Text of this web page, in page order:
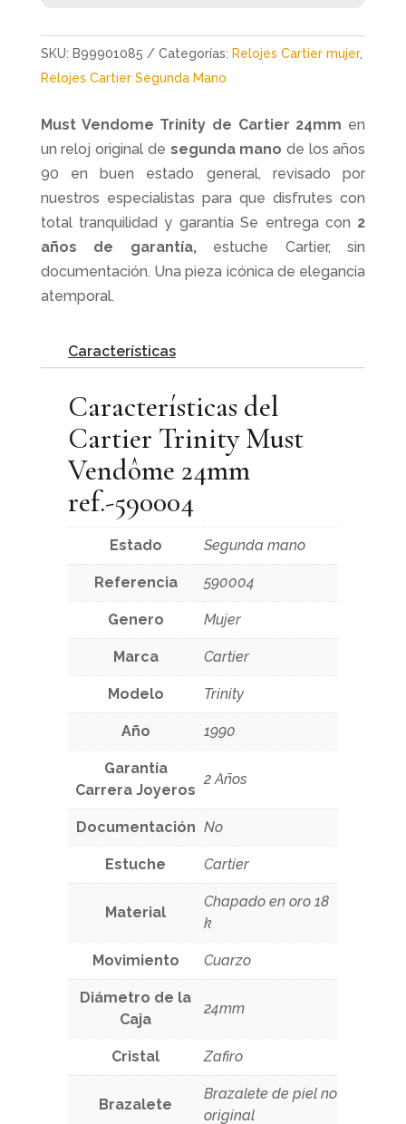
SKU: B99901085 Categorías: Relojes Cartier mujer,
Relojes Cartier Segunda Mano
Must Vendome Trinity de Cartier 24mm en
un reloj original de segunda mano de los años
90 en buen estado general, revisado por
nuestros especialistas para que disfrutes con
total tranquilidad y garantía Se entrega con 2
años de garantía,estuche Cartier, sin
documentación. Una pieza icónica de elegancia
atemporal.
Características
Características del
Cartier Trinity Must
Vendôme 24mm
ref.-590004
Estado Segunda mano
Referencia 590004
Genero Mujer
Marca Cartier
Modelo Trinity
Año 1990
Garantía
Carrera Joyeros
2 Años
Documentación No
Estuche Cartier
Material
Chapado en oro 18
k
Movimiento Cuarzo
Diámetro de la
Caja
24mm
Cristal Zafiro
Brazalete
Brazalete de piel no
original